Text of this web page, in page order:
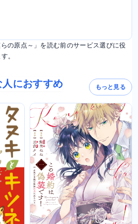
の原点～」を読む前のサービス選びに役
。
におすすめ もっと見る